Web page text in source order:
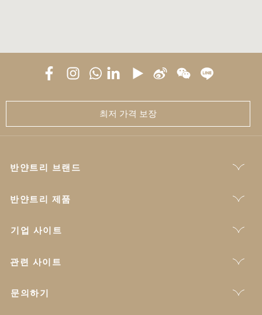
최저 가격 보장
반얀트리 브랜드
반얀트리 제품
기업 사이트
관련 사이트
문의하기